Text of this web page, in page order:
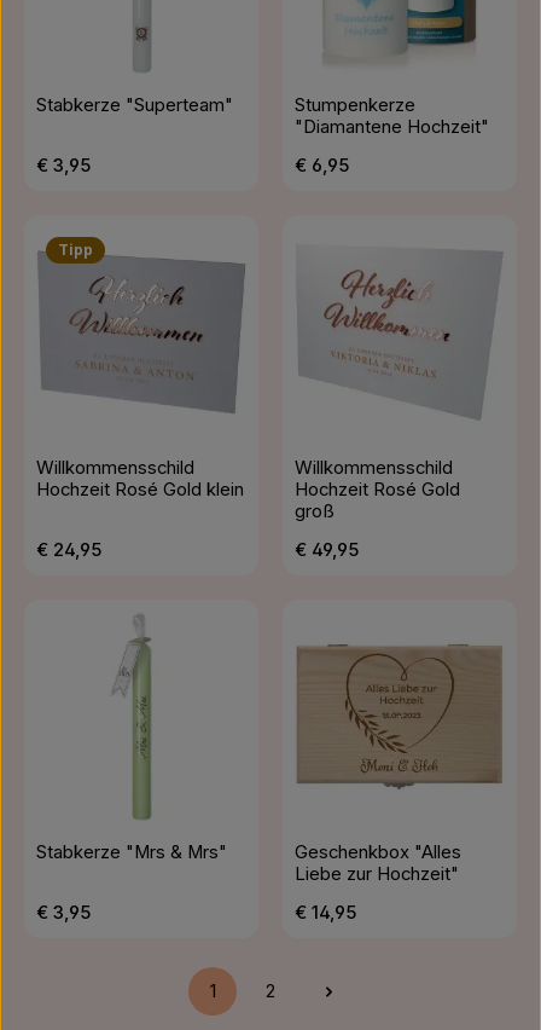
Stabkerze "Superteam"
Regulärer Preis:
€ 3,95
Stumpenkerze
"Diamantene Hochzeit"
Regulärer Preis:
€ 6,95
Tipp
Willkommensschild
Hochzeit Rosé Gold klein
Regulärer Preis:
€ 24,95
Willkommensschild
Hochzeit Rosé Gold
groß
Regulärer Preis:
€ 49,95
Stabkerze "Mrs & Mrs"
Regulärer Preis:
€ 3,95
Geschenkbox "Alles
Liebe zur Hochzeit"
Regulärer Preis:
€ 14,95
Seite
1
Seite
2